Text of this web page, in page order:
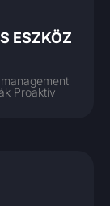
ESZKÖZ
Proaktív